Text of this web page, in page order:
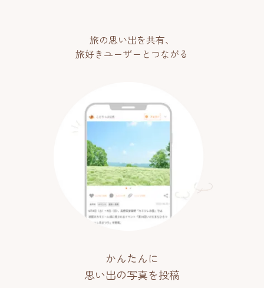
旅の思い出を共有、
旅好きユーザーとつながる
かんたんに
思い出の写真を投稿